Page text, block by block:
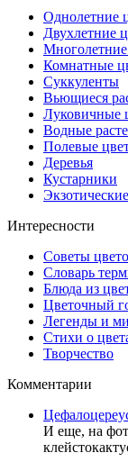
Однолетние
Двухлетние
Комнатные
Суккуленты
Вьющиеся
Луковичные
Водные
Полевые
Деревья
Кустарники
Интересности
Советы
Словарь
Блюда из
Цветочный
Легенды и
Стихи о
Творчество
Комментарии
И еще, на